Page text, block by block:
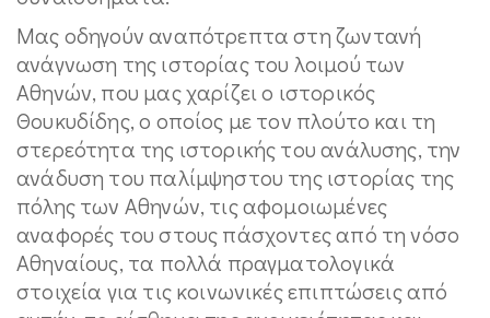
Μας οδηγούν αναπότρεπτα στη ζωντανή
ανάγνωση της ιστορίας του λοιμού των
Αθηνών, που μας χαρίζει ο ιστορικός
Θουκυδίδης, ο οποίος με τον πλούτο και τη
στερεότητα της ιστορικής του ανάλυσης, την
ανάδυση του παλίμψηστου της ιστορίας της
πόλης των Αθηνών, τις αφομοιωμένες
αναφορές του στους πάσχοντες από τη νόσο
Αθηναίους, τα πολλά πραγματολογικά
στοιχεία για τις κοινωνικές επιπτώσεις από